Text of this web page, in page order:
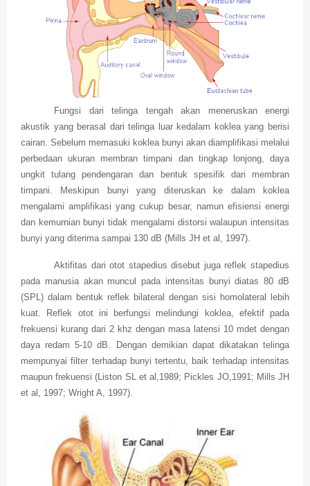
Fungsi dari telinga tengah akan meneruskan energi
akustik yang berasal dari telinga luar kedalam koklea yang berisi
cairan. Sebelum memasuki koklea bunyi akan diamplifikasi melalui
perbedaan ukuran membran timpani dan tingkap lonjong, daya
ungkit tulang pendengaran dan bentuk spesifik dari membran
timpani. Meskipun bunyi yang diteruskan ke dalam koklea
mengalami amplifikasi yang cukup besar, namun efisiensi energi
dan kemurnian bunyi tidak mengalami distorsi walaupun intensitas
bunyi yang diterima sampai 130 dB (Mills JH et al, 1997).
Aktifitas dari otot stapedius disebut juga reflek stapedius
pada manusia akan muncul pada intensitas bunyi diatas 80 dB
(SPL) dalam bentuk reflek bilateral dengan sisi homolateral lebih
kuat. Reflek otot ini berfungsi melindungi koklea, efektif pada
frekuensi kurang dari 2 khz dengan masa latensi 10 mdet dengan
daya redam 5-10 dB. Dengan demikian dapat dikatakan telinga
mempunyai filter terhadap bunyi tertentu, baik terhadap intensitas
maupun frekuensi (Liston SL et al,1989; Pickles JO,1991; Mills JH
et al, 1997; Wright A, 1997).